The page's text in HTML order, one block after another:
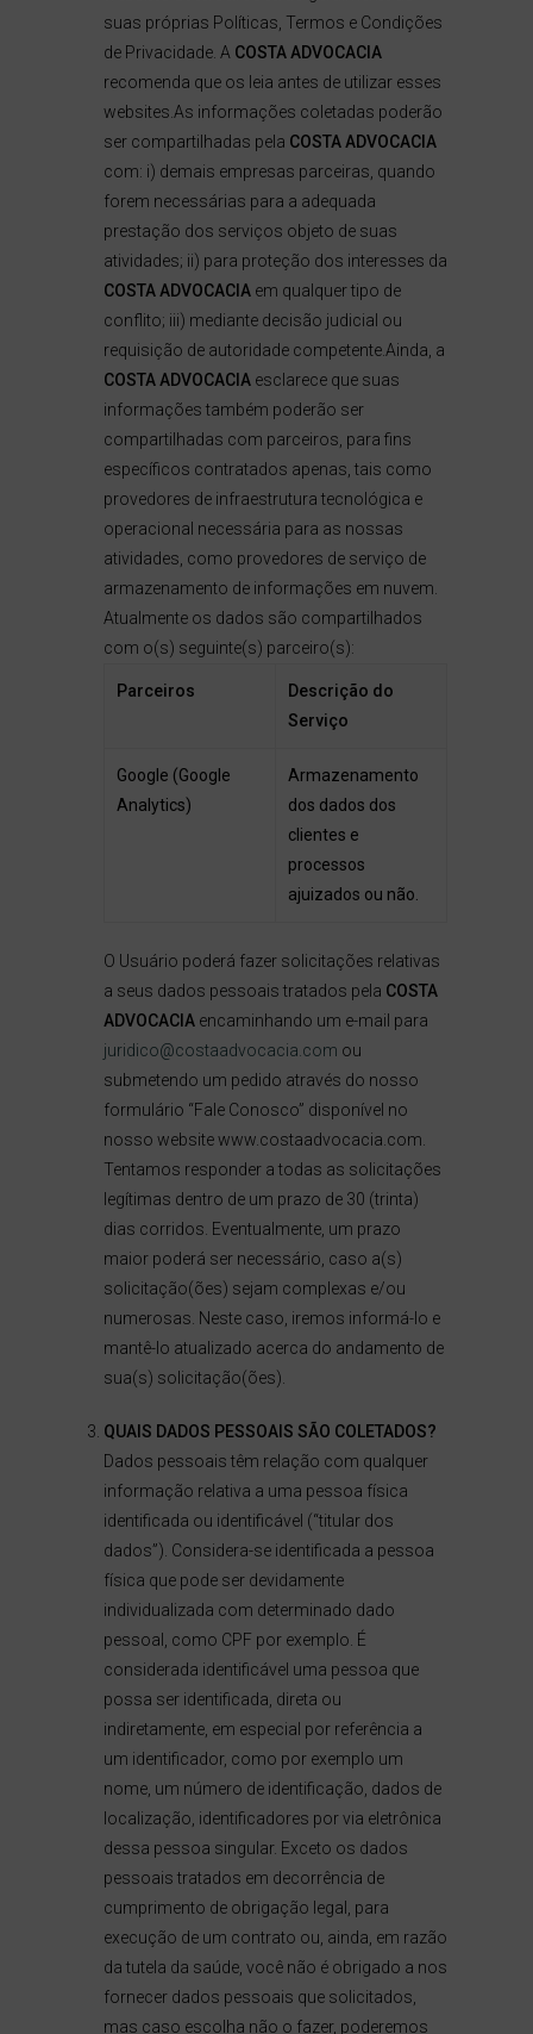
suas próprias Políticas, Termos e Condições
de Privacidade. A COSTA ADVOCACIA
recomenda que os leia antes de utilizar esses
websites.As informações coletadas poderão
ser compartilhadas pela COSTA ADVOCACIA
com: i) demais empresas parceiras, quando
forem necessárias para a adequada
prestação dos serviços objeto de suas
atividades; ii) para proteção dos interesses da
COSTA ADVOCACIAem qualquer tipo de
conflito; iii) mediante decisão judicial ou
requisição de autoridade competente.Ainda, a
COSTA ADVOCACIAesclarece que suas
informações também poderão ser
compartilhadas com parceiros, para fins
específicos contratados apenas, tais como
provedores de infraestrutura tecnológica e
operacional necessária para as nossas
atividades, como provedores de serviço de
armazenamento de informações em nuvem.
Atualmente os dados são compartilhados
com o(s) seguinte(s) parceiro(s):
Parceiros
Descrição do
Serviço
Google (Google
Analytics)
Armazenamento
dos dados dos
clientes e
processos
ajuizados ou não.
O Usuário poderá fazer solicitações relativas
a seus dados pessoais tratados pela COSTA
ADVOCACIAencaminhando um e-mail para
juridico@costaadvocacia.com ou
submetendo um pedido através do nosso
formulário “Fale Conosco” disponível no
nosso website www.costaadvocacia.com.
Tentamos responder a todas as solicitações
legítimas dentro de um prazo de 30 (trinta)
dias corridos. Eventualmente, um prazo
maior poderá ser necessário, caso a(s)
solicitação(ões) sejam complexas e/ou
numerosas. Neste caso, iremos informá-lo e
mantê-lo atualizado acerca do andamento de
sua(s) solicitação(ões).
QUAIS DADOS PESSOAIS SÃO COLETADOS?
Dados pessoais têm relação com qualquer
informação relativa a uma pessoa física
identificada ou identificável (“titular dos
dados”). Considera-se identificada a pessoa
física que pode ser devidamente
individualizada com determinado dado
pessoal, como CPF por exemplo. É
considerada identificável uma pessoa que
possa ser identificada, direta ou
indiretamente, em especial por referência a
um identificador, como por exemplo um
nome, um número de identificação, dados de
localização, identificadores por via eletrônica
dessa pessoa singular. Exceto os dados
pessoais tratados em decorrência de
cumprimento de obrigação legal, para
execução de um contrato ou, ainda, em razão
da tutela da saúde, você não é obrigado a nos
fornecer dados pessoais que solicitados,
mas caso escolha não o fazer, poderemos